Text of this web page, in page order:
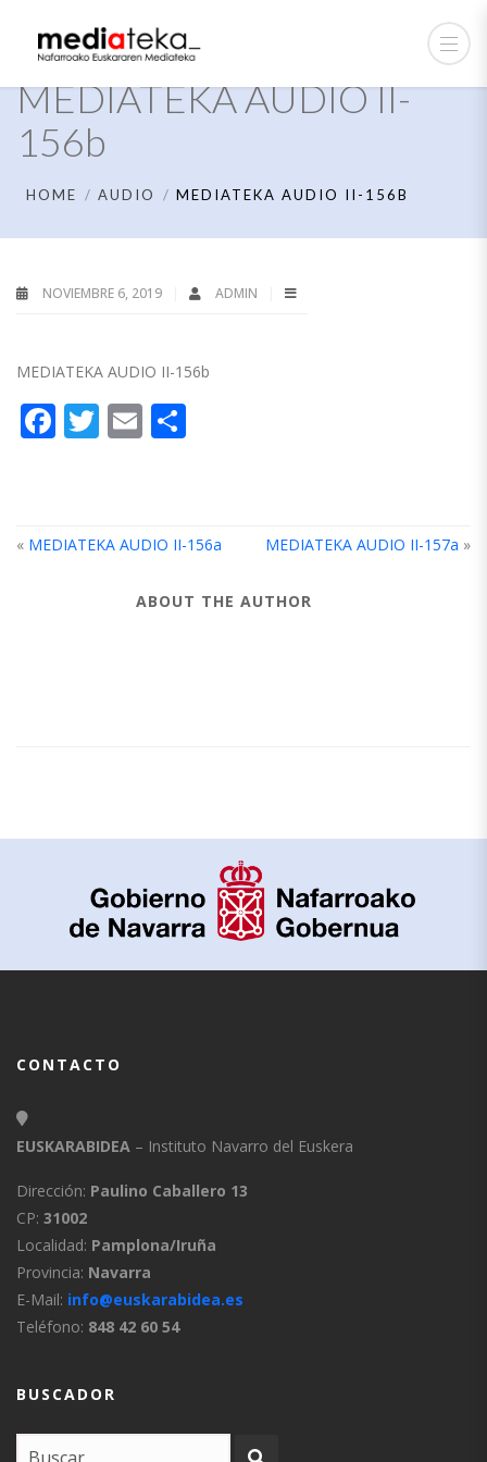
MEDIATEKA AUDIO II-
156b
HOME AUDIO MEDIATEKA AUDIO II-156B
NOVIEMBRE 6, 2019 ADMIN
MEDIATEKA AUDIO II-156b
Facebook
Twitter
Email
« MEDIATEKA AUDIO II-156a MEDIATEKA AUDIO II-157a »
ABOUT THE AUTHOR
CONTACTO
EUSKARABIDEA – Instituto Navarro del Euskera
Dirección: Paulino Caballero 13
CP: 31002
Localidad: Pamplona/Iruña
Provincia: Navarra
E-Mail: info@euskarabidea.es
Teléfono: 848 42 60 54
BUSCADOR